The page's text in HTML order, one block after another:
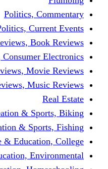
Politics,
Politics,
Product Reviews,
Product Reviews,
Product Reviews,
Product Reviews,
Recreation &
Recreation &
Reference &
Reference & Education,